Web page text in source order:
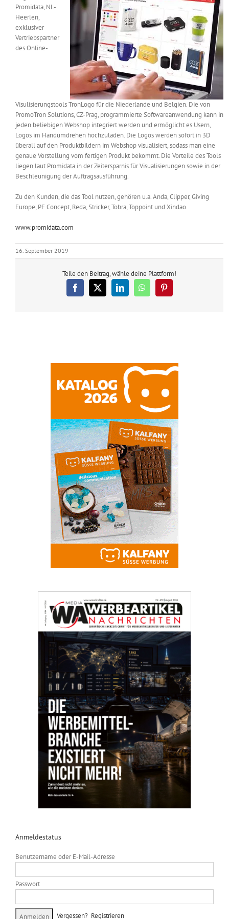
Messen & Events
Unternehmen
Wissen
Product Guide
Jobshop
Suche
nach:
Promidata, NL-
Heerlen,
exklusiver
Vertriebspartner
des Online-
Visulisierungstools TronLogo für die Niederlande und Belgien. Die von
PromoTron Solutions, CZ-Prag, programmierte Softwareanwendung kann in
jeden beliebigen Webshop integriert werden und ermöglicht es Usern,
Logos im Handumdrehen hochzuladen. Die Logos werden sofort in 3D
überall auf den Produktbildern im Webshop visualisiert, sodass man eine
genaue Vorstellung vom fertigen Produkt bekommt. Die Vorteile des Tools
liegen laut Promidata in der Zeitersparnis für Visualisierungen sowie in der
Beschleunigung der Auftragsausführung.
Zu den Kunden, die das Tool nutzen, gehören u.a. Anda, Clipper, Giving
Europe, PF Concept, Reda, Stricker, Tobra, Toppoint und Xindao.
www.promidata.com
16. September 2019
Teile den Beitrag, wähle deine Plattform!
Facebook
X LinkedInWhatsAppPinterest
Anmeldestatus
Benutzername oder E-Mail-Adresse
Passwort
Vergessen? Registrieren